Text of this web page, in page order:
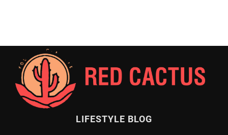
LIFESTYLE BLOG